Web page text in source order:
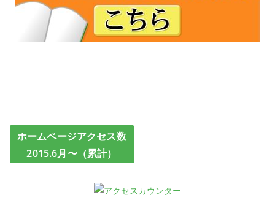
ホームページアクセス数
2015.6月〜（累計）